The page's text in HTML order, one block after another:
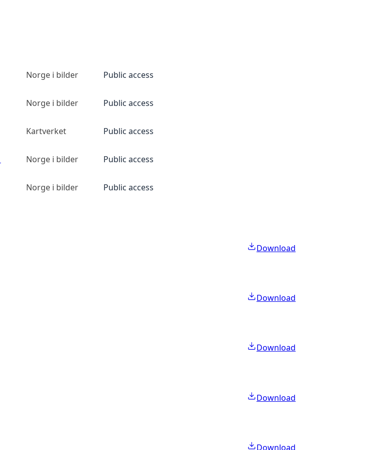
Norge i bilder Public access
Norge i bilder Public access
Kartverket Public access
Norge i bilder Public access
Norge i bilder Public access
Download
Download
Download
Download
Download